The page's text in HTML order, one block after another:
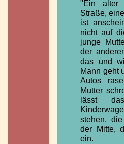
"Ein alter
Straße,
ist
nicht auf
junge
der
das und
Mann geht
Autos
Mutter
lässt
stehen,
der Mitte,
ein.